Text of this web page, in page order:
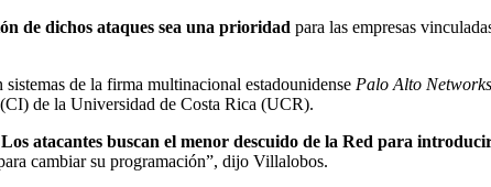
de dichos ataques sea una prioridad para las empresas
de la firma multinacional estadounidense Palo Alto Networks
(CI) de la Universidad de Costa Rica (UCR).
Los atacantes buscan el menor descuido de la Red para
cambiar su programación”, dijo Villalobos.